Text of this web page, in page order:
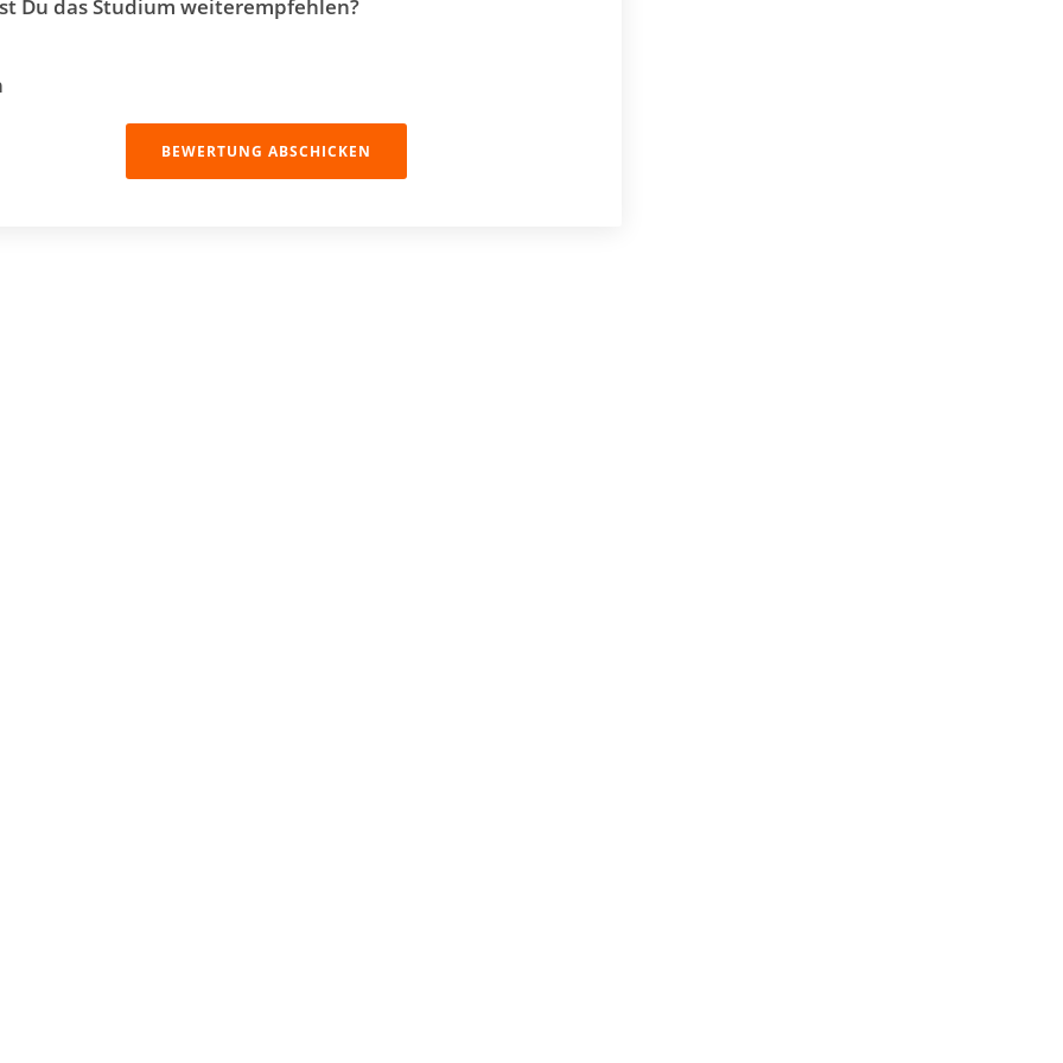
Du das Studium weiterempfehlen?
BEWERTUNG ABSCHICKEN